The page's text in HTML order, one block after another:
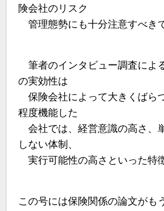
険会社のリスク
管理態勢にも十分注意すべき
筆者のインタビュー調査によ
の実効性は
保険会社によって大きくばら
程度機能した
会社では、経営意識の高さ、
しない体制、
実行可能性の高さといった特
この号には保険関係の論文がも